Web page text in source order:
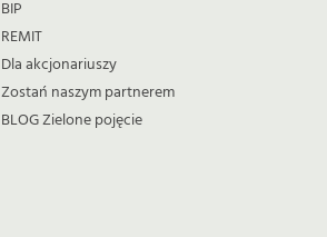
BIP
REMIT
Dla akcjonariuszy
Zostań naszym partnerem
BLOG Zielone pojęcie